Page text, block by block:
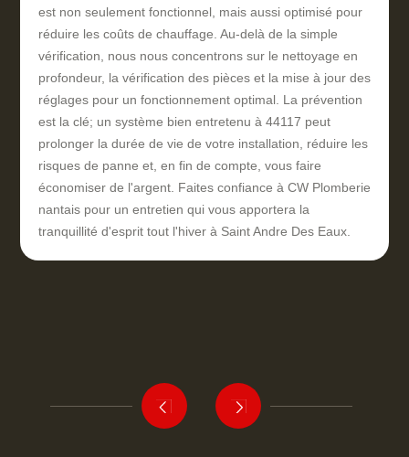
est non seulement fonctionnel, mais aussi optimisé pour
réduire les coûts de chauffage. Au-delà de la simple
vérification, nous nous concentrons sur le nettoyage en
profondeur, la vérification des pièces et la mise à jour des
réglages pour un fonctionnement optimal. La prévention
est la clé; un système bien entretenu à 44117 peut
prolonger la durée de vie de votre installation, réduire les
risques de panne et, en fin de compte, vous faire
économiser de l'argent. Faites confiance à CW Plomberie
nantais pour un entretien qui vous apportera la
tranquillité d'esprit tout l'hiver à Saint Andre Des Eaux.